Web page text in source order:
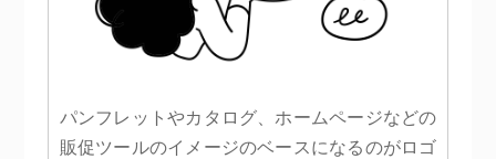
パンフレットやカタログ、ホームページなどの
販促ツールのイメージのベースになるのがロゴ